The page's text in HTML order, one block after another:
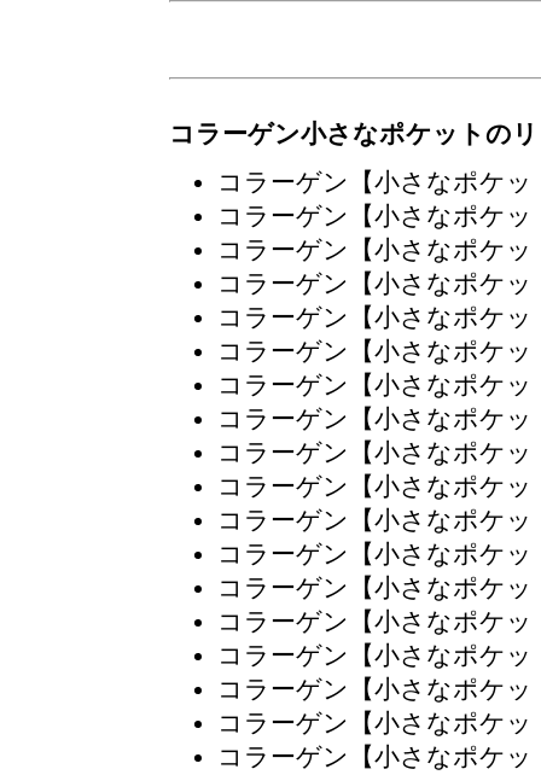
コラーゲン小さなポケットの
コラーゲン【小さなポケ
コラーゲン【小さなポケ
コラーゲン【小さなポケ
コラーゲン【小さなポケ
コラーゲン【小さなポケ
コラーゲン【小さなポケ
コラーゲン【小さなポケ
コラーゲン【小さなポケ
コラーゲン【小さなポケ
コラーゲン【小さなポケ
コラーゲン【小さなポケ
コラーゲン【小さなポケ
コラーゲン【小さなポケ
コラーゲン【小さなポケ
コラーゲン【小さなポケ
コラーゲン【小さなポケ
コラーゲン【小さなポケ
コラーゲン【小さなポケ